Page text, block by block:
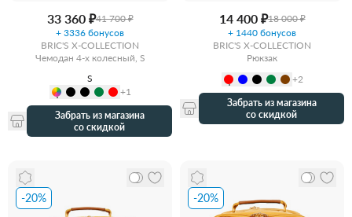
33 360 ₽41 700 ₽
+ 3336 бонусов
BRIC'S X-COLLECTION
Чемодан 4-х колесный, S
S
+1
Забрать из магазина
со скидкой
14 400 ₽18 000 ₽
+ 1440 бонусов
BRIC'S X-COLLECTION
Рюкзак
+2
Забрать из магазина
со скидкой
-20% -20%